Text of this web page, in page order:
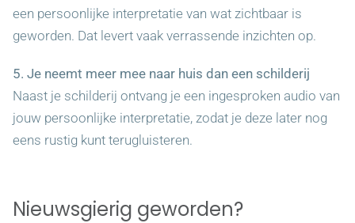
een persoonlijke interpretatie van wat zichtbaar is
geworden. Dat levert vaak verrassende inzichten op.
5. Je neemt meer mee naar huis dan een schilderij
Naast je schilderij ontvang je een ingesproken audio van
jouw persoonlijke interpretatie, zodat je deze later nog
eens rustig kunt terugluisteren.
Nieuwsgierig geworden?